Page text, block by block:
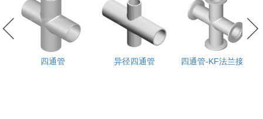
四通管 异径四通管 四通管-KF法兰接口